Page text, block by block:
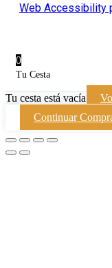
Web Accessibility
0
Tu Cesta
Tu cesta está vacía
Continuar